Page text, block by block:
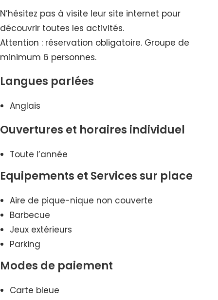
N’hésitez pas à visite leur site internet pour
découvrir toutes les activités.
Attention : réservation obligatoire. Groupe de
minimum 6 personnes.
Langues parlées
Anglais
Ouvertures et horaires individuel
Toute l’année
Equipements et Services sur place
Aire de pique-nique non couverte
Barbecue
Jeux extérieurs
Parking
Modes de paiement
Carte bleue